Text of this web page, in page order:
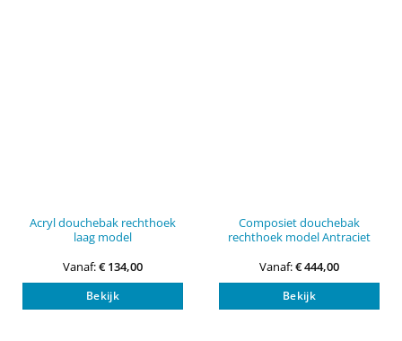
Acryl douchebak rechthoek
laag model
Vanaf:€ 134,00
Bekijk
Dit
Composiet douchebak
rechthoek model Antraciet
Vanaf:€444,00
Bekijk
Dit